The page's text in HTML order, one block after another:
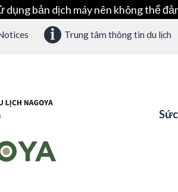
dụng bản dịch máy nên không thể
Trung tâm thông tin du lịch